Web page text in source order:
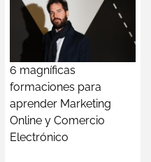
6 magníficas
formaciones para
aprender Marketing
Online y Comercio
Electrónico